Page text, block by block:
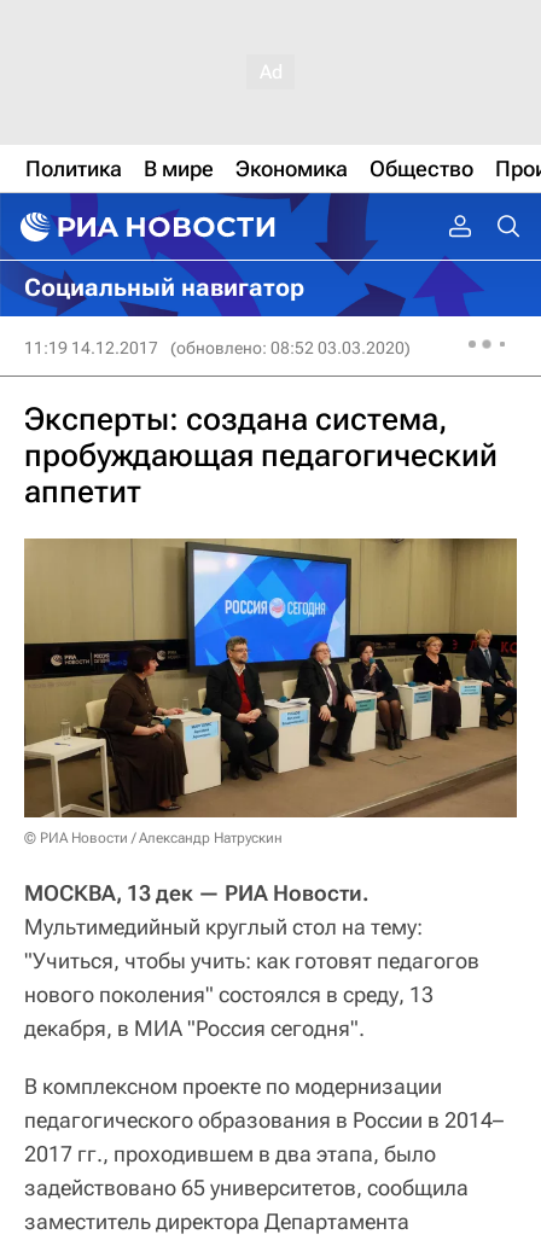
Политика В мире Экономика Общество
Социальный навигатор
11:19 14.12.2017 (обновлено: 08:52 03.03.2020)
Эксперты: создана система,
пробуждающая педагогический
аппетит
© РИА Новости / Александр Натрускин
МОСКВА, 13 дек — РИА Новости.
Мультимедийный круглый стол на тему:
"Учиться, чтобы учить: как готовят педагогов
нового поколения" состоялся в среду, 13
декабря, в МИА "Россия сегодня".
В комплексном проекте по модернизации
педагогического образования в России в 2014–
2017 гг., проходившем в два этапа, было
задействовано 65 университетов, сообщила
заместитель директора Департамента